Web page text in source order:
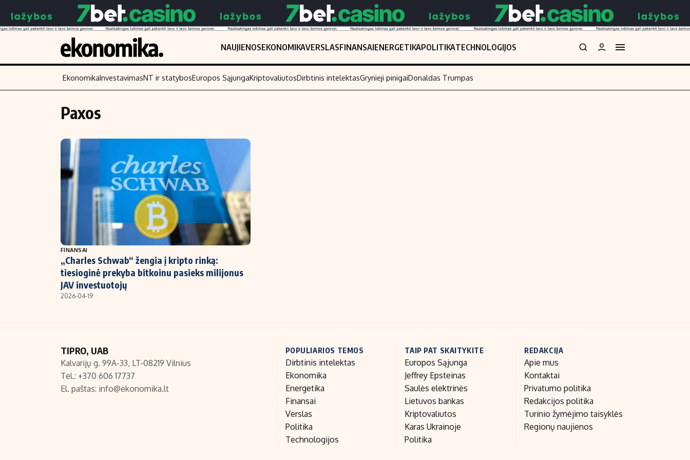
NAUJIENOSEKONOMIKAVERSLASFINANSAIENERGETIKAPOLITIKATECHNOLOGIJOS
Turinys
Naujienos
Aplinka
Verslas
Energetika
NT ir statybos
Finansai
Įmonės
Žemės ūkis
Technologijos
Laisvalaikis
EkonomikaInvestavimasNT ir statybosEuropos SąjungaKriptovaliutosDirbtinis intelektasGrynieji pinigaiDonaldas Trumpas
Paxos
FINANSAI
„Charles Schwab“ žengia į kripto rinką:
tiesioginė prekyba bitkoinu pasieks milijonus
JAV investuotojų
2026-04-19
TIPRO, UAB
Kalvarijų g. 99A-33, LT-08219 Vilnius
Tel.: +370 606 17737
El. paštas: info@ekonomika.lt
POPULIARIOS TEMOS
Dirbtinis intelektas
Ekonomika
Energetika
Finansai
Verslas
Politika
Technologijos
TAIP PAT SKAITYKITE
Europos Sąjunga
Jeffrey Epsteinas
Saulės elektrinės
Lietuvos bankas
Kriptovaliutos
Karas Ukrainoje
Politika
REDAKCIJA
Apie mus
Kontaktai
Privatumo politika
Redakcijos politika
Turinio žymėjimo taisyklės
Regionų naujienos